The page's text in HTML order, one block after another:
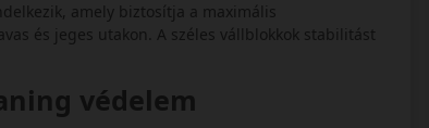
amely biztosítja a maximális
és jeges utakon. A széles vállblokkok stabilitást
védelem